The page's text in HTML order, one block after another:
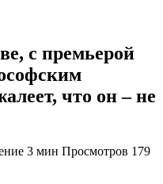
с премьерой
что он – не
3 мин Просмотров 179